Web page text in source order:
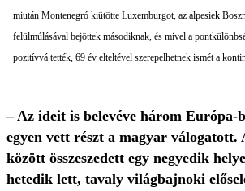
miután Montenegró kiütötte Luxemburgot, az alpesiek
felülmúlásával bejöttek másodiknak, és mivel a
pozitívvá tették, 69 év elteltével szerepelhetnek ismét a
– Az ideit is belevéve három Európa-
egyen vett részt a magyar válogatott.
között összeszedett egy negyedik
hetedik lett, tavaly világbajnoki